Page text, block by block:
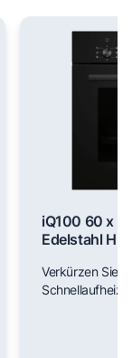
iQ100 60 x
Edelstahl
Verkürzen Sie